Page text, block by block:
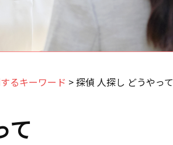
るキーワード >探偵 人探し どうやって
て